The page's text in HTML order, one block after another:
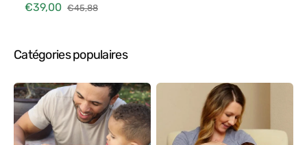
Prix
€39,00
Prix
€45,88
Catégories populaires